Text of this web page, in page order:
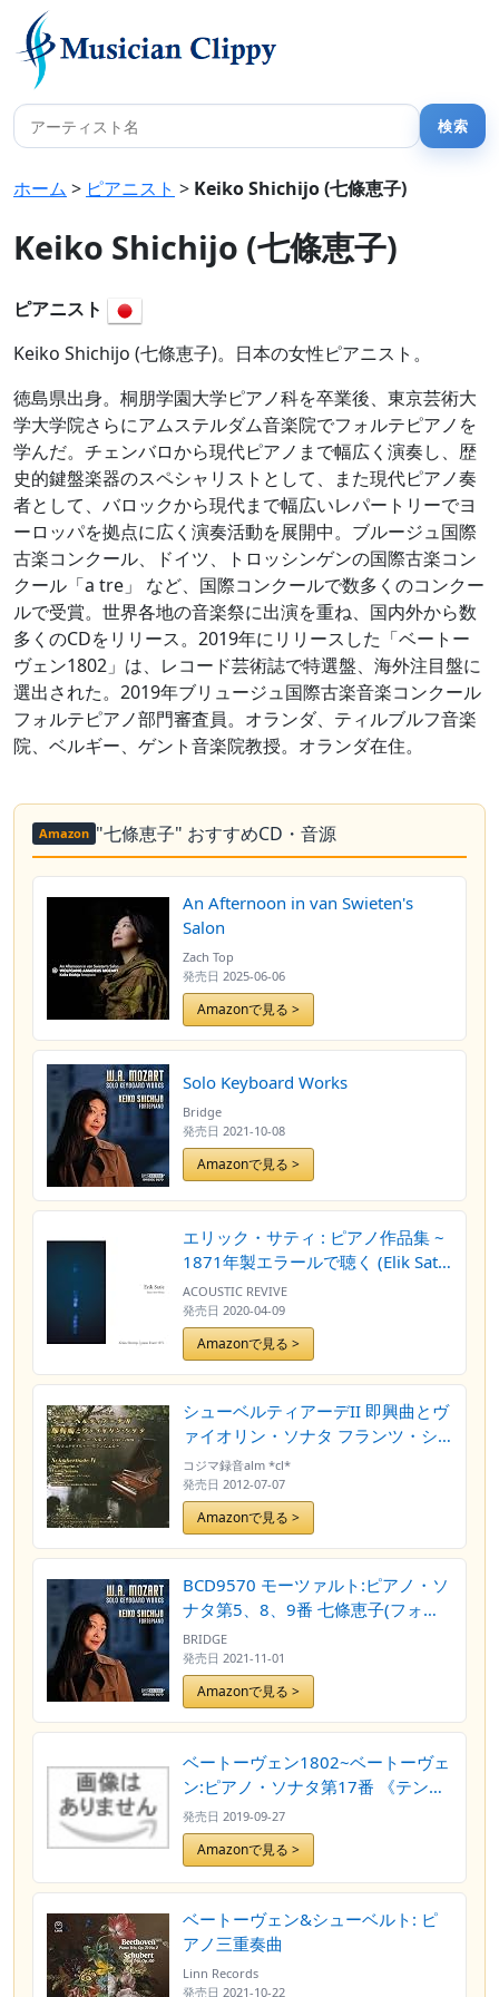
ホーム > ピアニスト > Keiko Shichijo (七條恵子)
Keiko Shichijo (七條恵子)
ピアニスト
Keiko Shichijo (七條恵子)。日本の女性ピアニスト。
徳島県出身。桐朋学園大学ピアノ科を卒業後、東京芸術大
学大学院さらにアムステルダム音楽院でフォルテピアノを
学んだ。チェンバロから現代ピアノまで幅広く演奏し、歴
史的鍵盤楽器のスペシャリストとして、また現代ピアノ奏
者として、バロックから現代まで幅広いレパートリーでヨ
ーロッパを拠点に広く演奏活動を展開中。ブルージュ国際
古楽コンクール、ドイツ、トロッシンゲンの国際古楽コン
クール「a tre」 など、国際コンクールで数多くのコンクー
ルで受賞。世界各地の音楽祭に出演を重ね、国内外から数
多くのCDをリリース。2019年にリリースした「ベートー
ヴェン1802」は、レコード芸術誌で特選盤、海外注目盤に
選出された。2019年ブリュージュ国際古楽音楽コンクール
フォルテピアノ部門審査員。オランダ、ティルブルフ音楽
院、ベルギー、ゲント音楽院教授。オランダ在住。
Amazon "七條恵子" おすすめCD・音源
An Afternoon in van Swieten's
Salon
Zach Top
発売日 2025-06-06
Amazonで見る >
Solo Keyboard Works
Bridge
発売日 2021-10-08
Amazonで見る >
エリック・サティ : ピアノ作品集 ~
1871年製エラールで聴く (Elik Satie
: Piano Solo Works / Keiko Shichijo
| piano Erard 1871) [UHQCD] [日
本語帯・解説付]
ACOUSTIC REVIVE
発売日 2020-04-09
Amazonで見る >
シューベルティアーデII 即興曲とヴ
ァイオリン・ソナタ フランツ・シ
ューベルト 1797~1828 ~伝シュト
ライヒャー・ピアノによる~ 【浜松
市楽器博物館コレクションシリーズ
40】
コジマ録音alm *cl*
発売日 2012-07-07
Amazonで見る >
BCD9570 モーツァルト:ピアノ・ソ
ナタ第5、8、9番 七條恵子(フォル
テピアノ)
BRIDGE
発売日 2021-11-01
Amazonで見る >
ベートーヴェン1802~ベートーヴェ
ン:ピアノ・ソナタ第17番 《テンペ
スト》、他
発売日 2019-09-27
Amazonで見る >
ベートーヴェン&シューベルト: ピ
アノ三重奏曲
Linn Records
発売日 2021-10-22